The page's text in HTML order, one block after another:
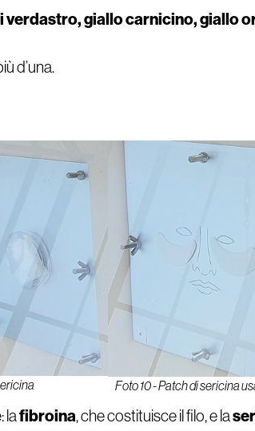
giallo carnicino, giallo
d’una.
Foto 10 - Patch di sericina
lafibroina, che costituisce il filo, e la